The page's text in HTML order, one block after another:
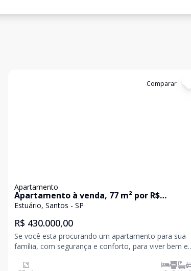
Comparar
Apartamento
Apartamento à venda, 77 m² por R$
430.000,00 - Estuário - Santos/SP
Estuário, Santos - SP
R$ 430.000,00
Se você esta procurando um apartamento para sua
família, com segurança e conforto, para viver bem e